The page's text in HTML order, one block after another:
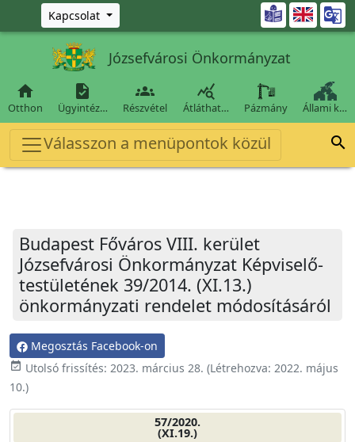
Ugrás a fő tartalomra
Kapcsolat 
Józsefvárosi Önkormányzat

Otthon

Ügyintéz…

Részvétel

Átláthat… Pázmány Állami k…
Válasszon a menüpontok közül 
Budapest Főváros VIII. kerület
Józsefvárosi Önkormányzat Képviselő-
testületének 39/2014. (XI.13.)
önkormányzati rendelet módosításáról
Megosztás Facebook-on
event_available Utolsó frissítés: 2023. március 28. (Létrehozva: 2022. május
10.)
57/2020.
(XI.19.)